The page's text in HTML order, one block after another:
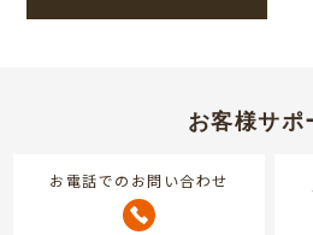
お客様サポ
お電話でのお問い合わせ